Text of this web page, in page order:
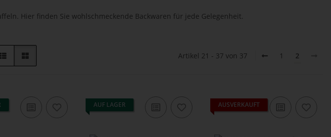
Hier finden Sie wohlschmeckende Backwaren für jede Gelegenheit.
Artikel 21 - 37 von 37 1 2
AUF LAGER AUSVERKAUFT